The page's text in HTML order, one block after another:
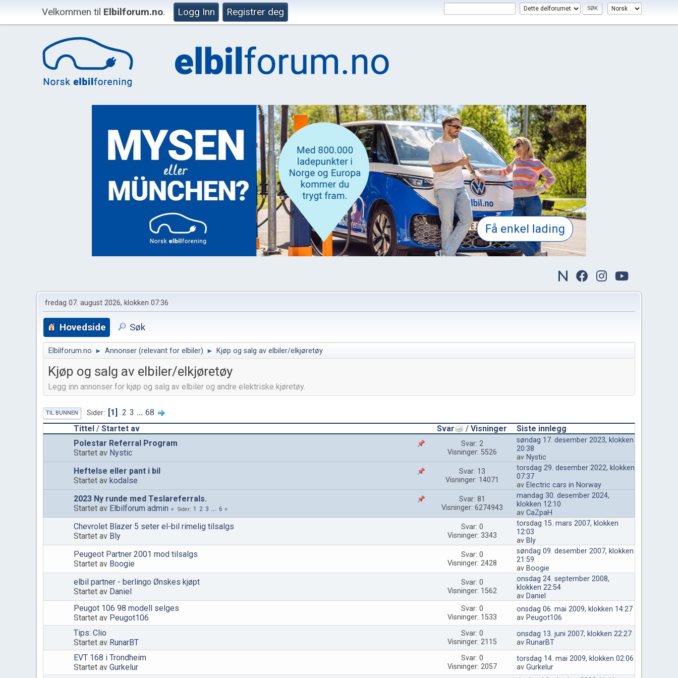
Velkommen til Elbilforum.no. Logg Inn Registrer deg
fredag 07. august 2026, klokken 07:36
Hovedside Søk
Elbilforum.no ► Annonser (relevant for elbiler) ► Kjøp og salg av elbiler/elkjøretøy
Kjøp og salg av elbiler/elkjøretøy
Legg inn annonser for kjøp og salg av elbiler og andre elektriske kjøretøy.
TIL BUNNEN Sider 1 2 3 ... 68
Tittel / Startet av Svar /Visninger
Siste innlegg
Polestar Referral Program
Startet av Nystic
Svar: 2
Visninger: 5526
søndag 17. desember 2023, klokken
20:38
av Nystic
Heftelse eller pant i bil
Startet av kodalse
Svar: 13
Visninger: 14071
torsdag 29. desember 2022, klokken
07:37
av Electric cars in Norway
2023 Ny runde med Teslareferrals.
Startet av Elbilforum admin Sider 1 2 3 ... 6
Svar: 81
Visninger: 6274943
mandag 30. desember 2024,
klokken 12:10
av CaZpaH
Chevrolet Blazer 5 seter el-bil rimelig tilsalgs
Startet av Bly
Svar: 0
Visninger: 3343
torsdag 15. mars 2007, klokken
12:03
av Bly
Peugeot Partner 2001 mod tilsalgs
Startet av Boogie
Svar: 0
Visninger: 2428
søndag 09. desember 2007, klokken
21:59
av Boogie
elbil partner - berlingo Ønskes kjøpt
Startet av Daniel
Svar: 0
Visninger: 1562
onsdag 24. september 2008,
klokken 22:54
av Daniel
Peugot 106 98 modell selges
Startet av Peugot106
Svar: 0
Visninger: 1533
onsdag 06. mai 2009, klokken 14:27
av Peugot106
Tips: Clio
Startet av RunarBT
Svar: 0
Visninger: 2115
onsdag 13. juni 2007, klokken 22:27
av RunarBT
EVT 168 i Trondheim
Startet av Gurkelur
Svar: 0
Visninger: 2057
torsdag 14. mai 2009, klokken 02:06
av Gurkelur